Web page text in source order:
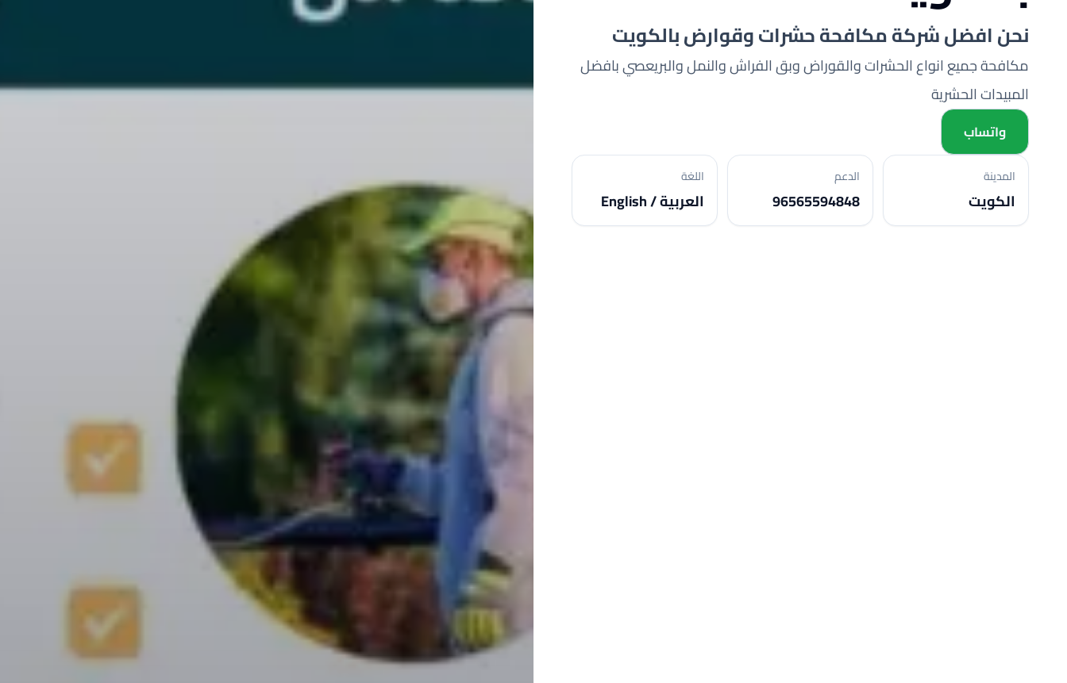
نحن افضل شركة مكافحة حشرات وقوارض بالكويت
مكافحة جميع انواع الحشرات والقوراض وبق الفراش والنمل والبريعصي بافضل
المبيدات الحشرية
واتساب
المدينة
الكويت
الدعم
96565594848
اللغة
العربية / English